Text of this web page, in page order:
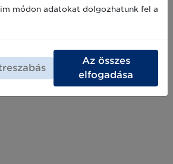
módon adatokat dolgozhatunk fel a
Az összes
elfogadása